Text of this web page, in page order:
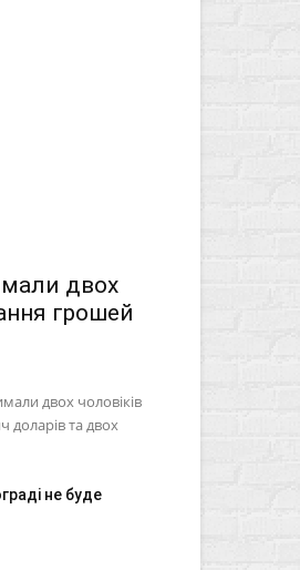
двох
грошей
двох чоловіків
доларів та двох
не буде